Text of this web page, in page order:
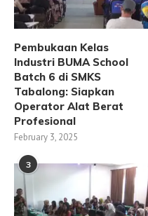
Pembukaan Kelas
Industri BUMA School
Batch 6 di SMKS
Tabalong: Siapkan
Operator Alat Berat
Profesional
February 3, 2025
3